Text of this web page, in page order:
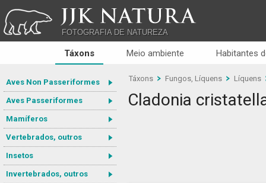
JJK NATURA
FOTOGRAFIA DE NATUREZA
Táxons Meio ambiente Habitantes
Aves Non Passeriformes
Aves Passeriformes
Mamíferos
Vertebrados, outros
Insetos
Invertebrados, outros
Táxons Fungos, Líquens Líquens
Cladonia